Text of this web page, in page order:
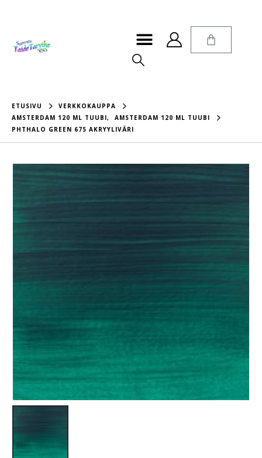
ETUSIVU
VERKKOKAUPPA
AMSTERDAM 120 ML TUUBI,
AMSTERDAM 120 ML TUUBI
PHTHALO GREEN 675 AKRYYLIVÄRI